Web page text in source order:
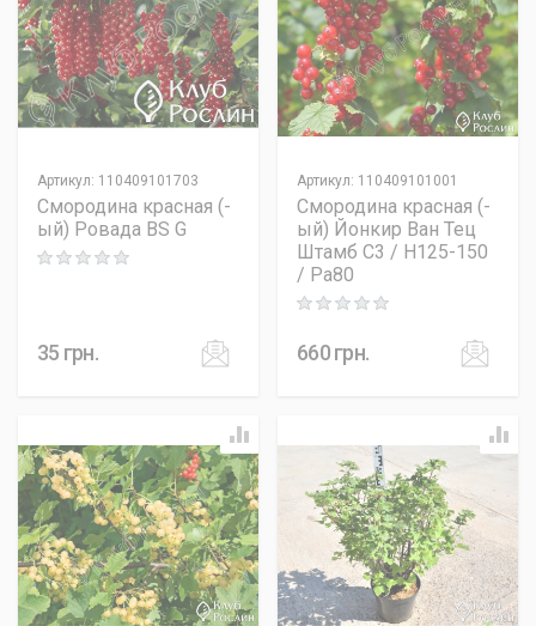
Артикул: 110409101703
Смородина красная (-
ый) Ровада BS G
Rating: 0 out of 5
35 грн.
Артикул: 110409101001
Смородина красная (-
ый) Йонкир Ван Тец
Штамб C3 / H125-150
/ Pa80
Rating: 0 out of 5
660грн.